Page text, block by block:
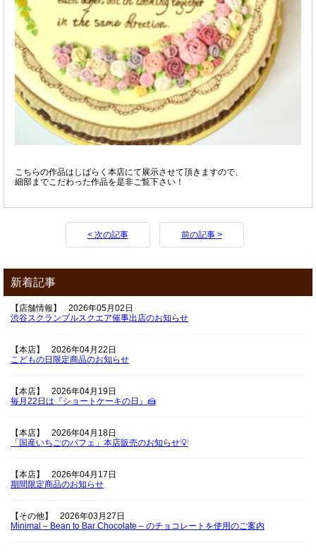
こちらの作品はしばらく本店にて展示させて頂きますので、
細部までこだわった作品を是非ご覧下さい！
< 次の記事 前の記事 >
新着記事
【店舗情報】
2026年05月02日
渋谷スクランブルスクエア催事出店のお知らせ
【本店】
2026年04月22日
こどもの日限定商品のお知らせ
【本店】
2026年04月19日
毎月22日は『ショートケーキの日』🍰
【本店】
2026年04月18日
「国産いちごのパフェ」本店販売のお知らせ💡
【本店】
2026年04月17日
期間限定商品のお知らせ
【その他】
2026年03月27日
Minimal – Bean to Bar Chocolate – のチョコレートを使用のご案内